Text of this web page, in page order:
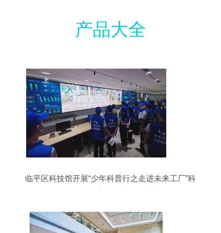
产品大全
临平区科技馆开展“少年科普行之走进未来工厂”科